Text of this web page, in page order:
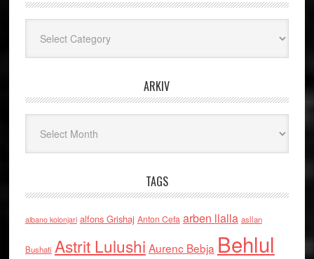
ARKIV
TAGS
albano kolonjari alfons Grishaj Anton Cefa arben llalla asllan
Bushati Astrit Lulushi Aurenc Bebja Behlul